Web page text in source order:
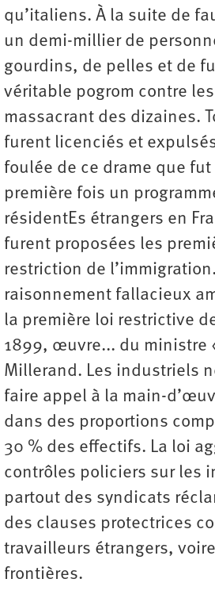
qu’italiens. À la suite de
un demi-millier de
gourdins, de pelles et de
véritable pogrom contre
massacrant des dizaines.
furent licenciés et
foulée de ce drame que
première fois un
résidentEs étrangers en
furent proposées les
restriction de
raisonnement fallacieux
la première loi restrictive
1899, œuvre... du ministre
Millerand. Les industriels
faire appel à la main-
dans des proportions
30 % des effectifs. La loi
contrôles policiers sur les
partout des syndicats
des clauses protectrices
travailleurs étrangers,
frontières.